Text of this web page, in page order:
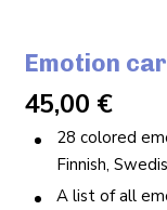
Emotion
45,00 €
28 colored
Finnish,
A list of all